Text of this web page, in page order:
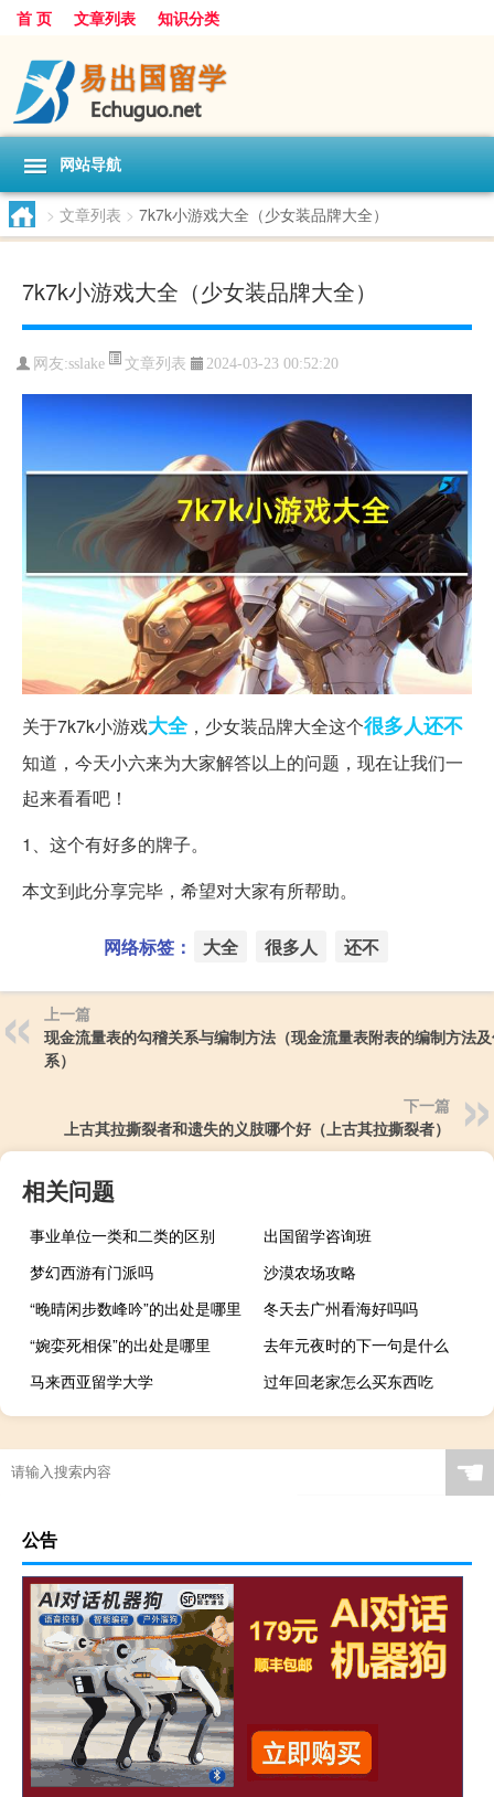
首 页 文章列表 知识分类
网站导航
> 文章列表 > 7k7k小游戏大全（少女装品牌大全）
7k7k小游戏大全（少女装品牌大全）
网友:sslake 文章列表 2024-03-23 00:52:20
关于7k7k小游戏大全，少女装品牌大全这个很多人还不
知道，今天小六来为大家解答以上的问题，现在让我们一
起来看看吧！
1、这个有好多的牌子。
本文到此分享完毕，希望对大家有所帮助。
网络标签： 大全 很多人 还不
上一篇
现金流量表的勾稽关系与编制方法（现金流量表附表的编制方法
系）
下一篇
上古其拉撕裂者和遗失的义肢哪个好（上古其拉撕裂者）
相关问题
事业单位一类和二类的区别
出国留学咨询班
梦幻西游有门派吗
沙漠农场攻略
“晚晴闲步数峰吟”的出处是哪里
冬天去广州看海好吗吗
“婉娈死相保”的出处是哪里
去年元夜时的下一句是什么
马来西亚留学大学
过年回老家怎么买东西吃
☚
公告